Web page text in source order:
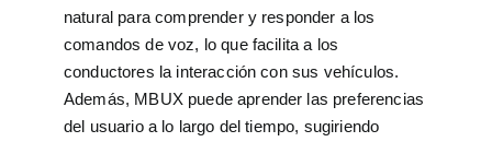
natural para comprender y responder a los
comandos de voz, lo que facilita a los
conductores la interacción con sus vehículos.
Además, MBUX puede aprender las preferencias
del usuario a lo largo del tiempo, sugiriendo